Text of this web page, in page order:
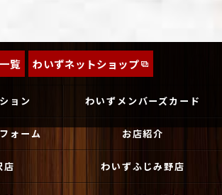
覧 わいずネットショップ
ョン わいずメンバーズカード
ォーム お店紹介
店 わいずふじみ野店